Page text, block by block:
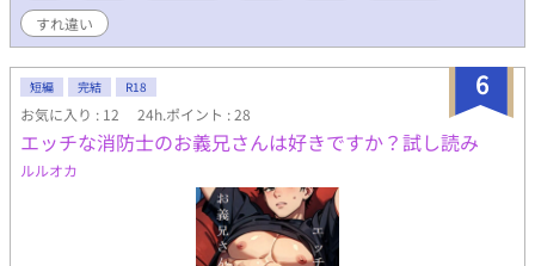
すれ違い
6
短編 完結 R18
お気に入り : 12 24h.ポイント : 28
エッチな消防士のお義兄さんは好きですか？試し読み
ルルオカ